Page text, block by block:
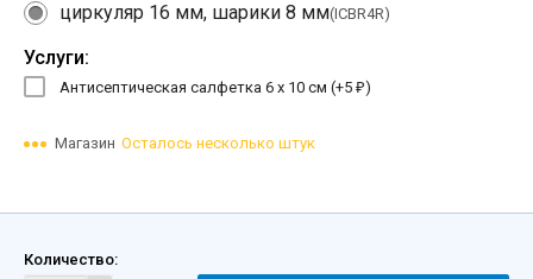
циркуляр 16 мм, шарики 8 мм(ICBR4R)
Услуги:
Антисептическая салфетка 6 х 10 см (+5 ₽)
Магазин Осталось несколько штук
Количество: